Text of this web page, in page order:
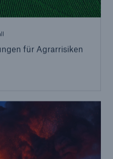
für Agrarrisiken